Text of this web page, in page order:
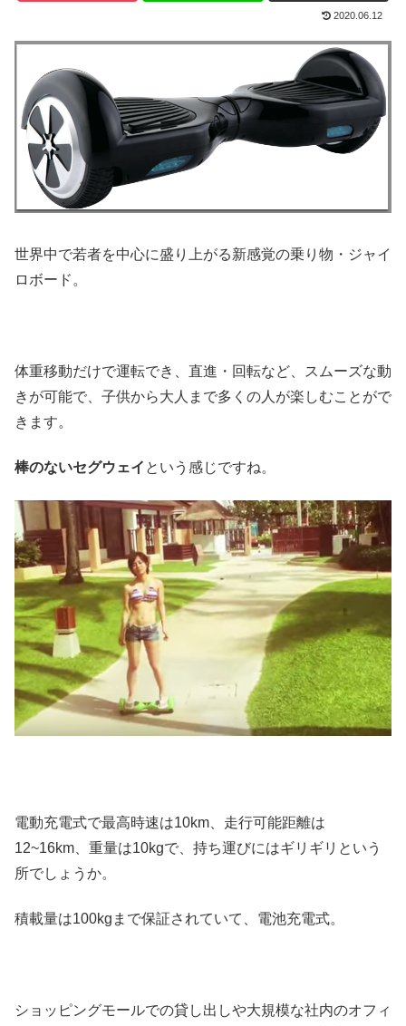
2020.06.12
世界中で若者を中心に盛り上がる新感覚の乗り物・ジャイ
ロボード。
体重移動だけで運転でき、直進・回転など、スムーズな動
きが可能で、子供から大人まで多くの人が楽しむことがで
きます。
棒のないセグウェイ という感じですね。
電動充電式で最高時速は10km、走行可能距離は
12~16km、重量は10kgで、持ち運びにはギリギリという
所でしょうか。
積載量は100kgまで保証されていて、電池充電式。
ショッピングモールでの貸し出しや大規模な社内のオフィ